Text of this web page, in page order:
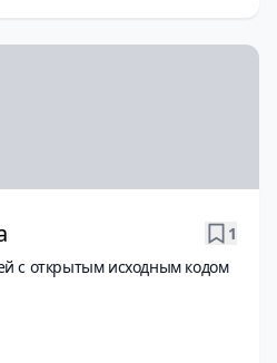
1
с открытым исходным кодом